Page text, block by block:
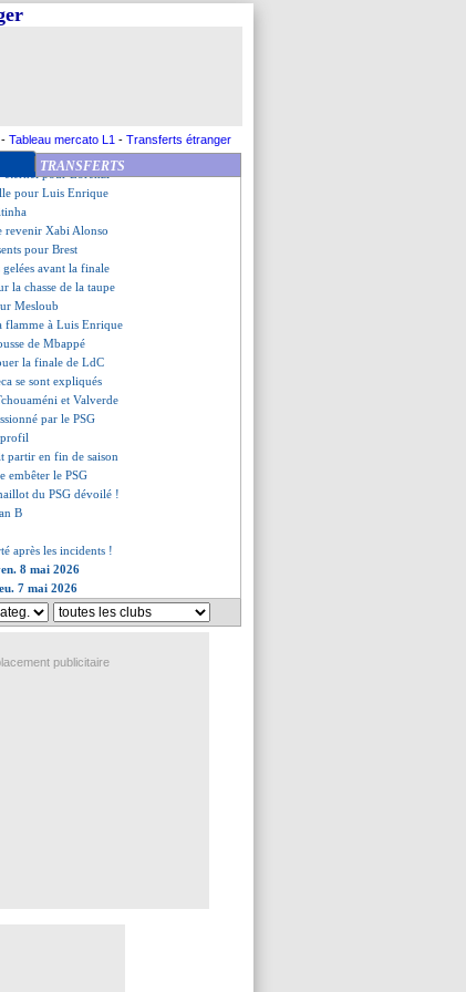
- Tableau mercato L1 - Transferts étranger
TRANSFERTS
senti du soutien
pour Stuttgart
son avenir
Enrique esquive
éternel pour Lorenzi
pour Luis Enrique
revenir Xabi Alonso
pour Brest
avant la finale
la chasse de la taupe
Mesloub
flamme à Luis Enrique
de Mbappé
la finale de LdC
se sont expliqués
et Valverde
par le PSG
profil
partir en fin de saison
embêter le PSG
du PSG dévoilé !
B
après les incidents !
8 mai 2026
7 mai 2026
publicitaire